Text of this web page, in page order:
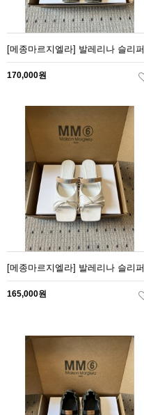
[메종마르지엘라] 발레리나 슬리퍼
170,000원
[메종마르지엘라] 발레리나 슬리퍼
165,000원